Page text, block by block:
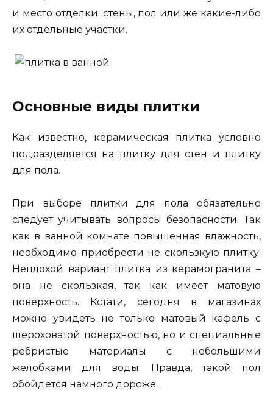
и место отделки: стены, пол или же какие-либо
их отдельные участки.
Основные виды плитки
Как известно, керамическая плитка условно
подразделяется на плитку для стен и плитку
для пола.
При выборе плитки для пола обязательно
следует учитывать вопросы безопасности. Так
как в ванной комнате повышенная влажность,
необходимо приобрести не скользкую плитку.
Неплохой вариант плитка из керамогранита –
она не скользкая, так как имеет матовую
поверхность. Кстати, сегодня в магазинах
можно увидеть не только матовый кафель с
шероховатой поверхностью, но и специальные
ребристые материалы с небольшими
желобками для воды. Правда, такой пол
обойдется намного дороже.